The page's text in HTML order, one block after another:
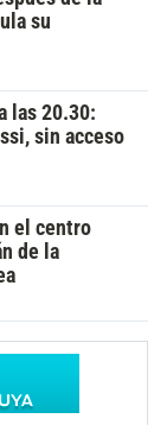
su
las 20.30:
sin acceso
el centro
de la